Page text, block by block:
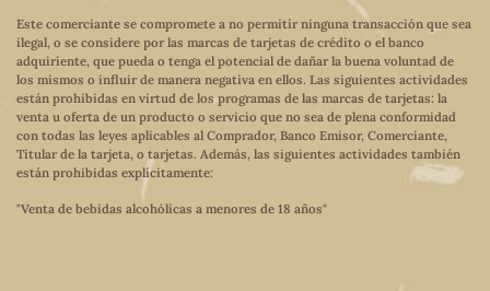
Este comerciante se compromete a no permitir ninguna transacción que sea
ilegal, o se considere por las marcas de tarjetas de crédito o el banco
adquiriente, que pueda o tenga el potencial de dañar la buena voluntad de
los mismos o influir de manera negativa en ellos. Las siguientes actividades
están prohibidas en virtud de los programas de las marcas de tarjetas: la
venta u oferta de un producto o servicio que no sea de plena conformidad
con todas las leyes aplicables al Comprador, Banco Emisor, Comerciante,
Titular de la tarjeta, o tarjetas. Además, las siguientes actividades también
están prohibidas explícitamente:
"Venta de bebidas alcohólicas a menores de 18 años"